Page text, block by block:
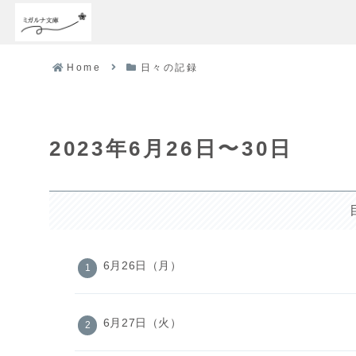
Home 日々の記録
2023年6月26日〜30日
6月26日（月）
6月27日（火）